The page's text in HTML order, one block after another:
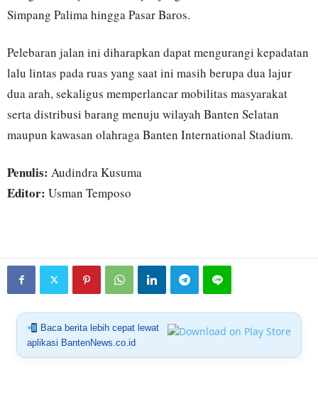
Simpang Palima hingga Pasar Baros.
Pelebaran jalan ini diharapkan dapat mengurangi kepadatan
lalu lintas pada ruas yang saat ini masih berupa dua lajur
dua arah, sekaligus memperlancar mobilitas masyarakat
serta distribusi barang menuju wilayah Banten Selatan
maupun kawasan olahraga Banten International Stadium.
Penulis: Audindra Kusuma
Editor: Usman Temposo
Baca berita lebih cepat lewat
aplikasi BantenNews.co.id